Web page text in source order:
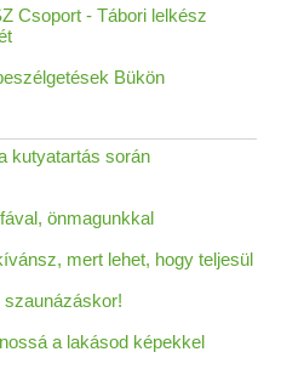
Csoport - Tábori lelkész
Bükön
kutyatartás során
önmagunkkal
mert lehet, hogy teljesül
szaunázáskor!
a lakásod képekkel